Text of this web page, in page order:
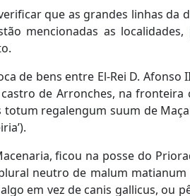
que as grandes linhas da
mencionadas as
de bens entre El-Rei D. Afonso
de Arronches, na fronteira
regalengum suum de
ficou na posse do
neutro de malum
em vez de canis gallicus, ou